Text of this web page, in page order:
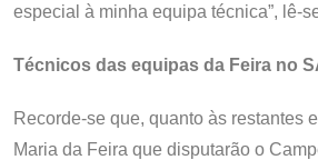
especial à minha equipa técnica”, lê-
Técnicos das equipas da Feira no
Recorde-se que, quanto às restantes
Maria da Feira que disputarão o